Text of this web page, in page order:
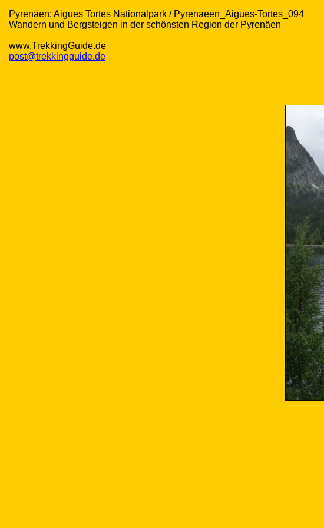
Pyrenäen: Aigues Tortes Nationalpark / Pyrenaeen_Aigues-Tortes_094
Wandern und Bergsteigen in der schönsten Region der Pyrenäen
www.TrekkingGuide.de
post@trekkingguide.de